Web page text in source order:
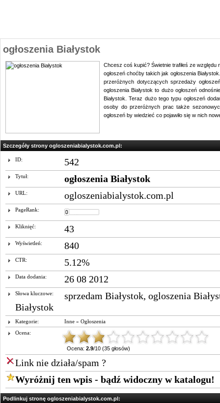
ogłoszenia Białystok
Chcesz coś kupić? Świetnie trafiłeś ze
ogłoszeń choćby takich jak ogłoszenia
przeróżnych dotyczących sprzedaży
ogloszenia Białystok to dużo ogłoszeń
Białystok. Teraz dużo tego typu ogłoszeń
osoby do przeróżnych prac także
ogłoszeń by wiedzieć co pojawiło się w nich
Szczegóły strony ogloszeniabialystok.com.pl:
ID: 542
Tytuł: ogłoszenia Białystok
URL: ogloszeniabialystok.com.pl
PageRank:
Kliknięć: 43
Wyświetleń: 840
CTR: 5.12%
Data dodania: 26 08 2012
Słowa kluczowe: sprzedam Białystok, ogloszenia
Białystok
Kategorie: Inne » Ogłoszenia
Ocena:
Ocena: 2.9/10 (35 głosów)
Link nie działa/spam ?
Wyróżnij ten wpis - bądź widoczny w katalogu!
Podlinkuj stronę ogloszeniabialystok.com.pl: